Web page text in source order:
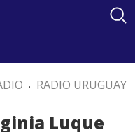
. RADIO URUGUAY
Luque